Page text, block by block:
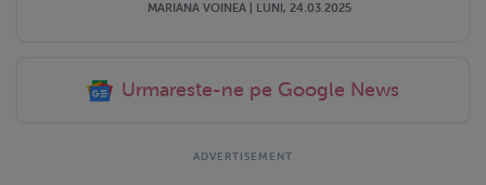
MARIANA VOINEA | LUNI, 24.03.2025
Urmareste-ne pe Google News